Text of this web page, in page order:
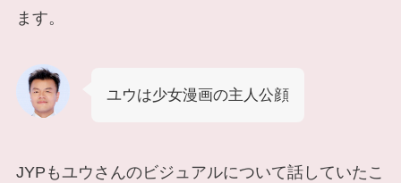
ます。
ユウは少女漫画の主人公顔
JYPもユウさんのビジュアルについて話していたこ